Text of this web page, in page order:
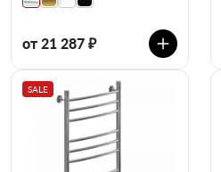
от 21 287 ₽
SALE